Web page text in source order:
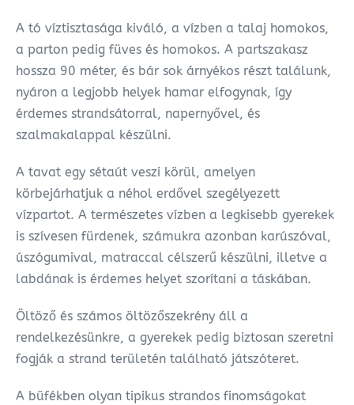
A tó víztisztasága kiváló, a vízben a talaj homokos,
a parton pedig füves és homokos. A partszakasz
hossza 90 méter, és bár sok árnyékos részt találunk,
nyáron a legjobb helyek hamar elfogynak, így
érdemes strandsátorral, napernyővel, és
szalmakalappal készülni.
A tavat egy sétaút veszi körül, amelyen
körbejárhatjuk a néhol erdővel szegélyezett
vízpartot. A természetes vízben a legkisebb gyerekek
is szívesen fürdenek, számukra azonban karúszóval,
úszógumival, matraccal célszerű készülni, illetve a
labdának is érdemes helyet szorítani a táskában.
Öltöző és számos öltözőszekrény áll a
rendelkezésünkre, a gyerekek pedig biztosan szeretni
fogják a strand területén található játszóteret.
A büfékben olyan tipikus strandos finomságokat